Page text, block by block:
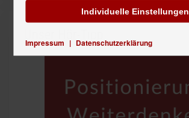
Impressum | Datenschutzerklärung
Individuelle Einstellungen